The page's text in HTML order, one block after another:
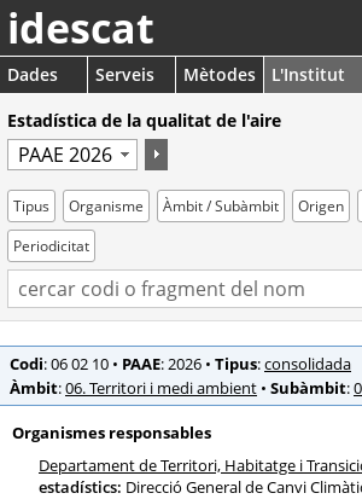
idescat
Dades Serveis Mètodes
L'Institut
Estadística de la qualitat de l'aire
Tipus Organisme Àmbit / Subàmbit Origen
Periodicitat
Codi: 06 02 10 • PAAE: 2026 • Tipus:consolidada
Àmbit:06. Territori i medi ambient • Subàmbit:
Organismes responsables
Departament de Territori, Habitatge i
estadístics: Direcció General de Canvi